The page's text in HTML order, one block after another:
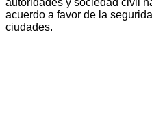
acuerdo a favor de la
ciudades.